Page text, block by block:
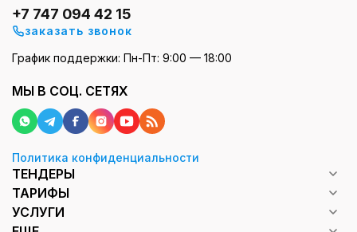
+7 747 094 42 15
заказать звонок
График поддержки: Пн-Пт: 9:00 — 18:00
МЫ В СОЦ. СЕТЯХ
Политика конфиденциальности
ТЕНДЕРЫ
ТАРИФЫ
УСЛУГИ